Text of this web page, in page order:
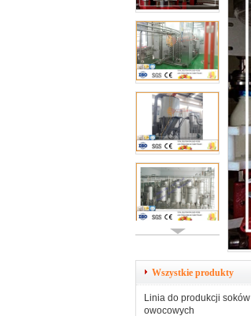
Wszystkie produkty
Linia do produkcji soków
owocowych